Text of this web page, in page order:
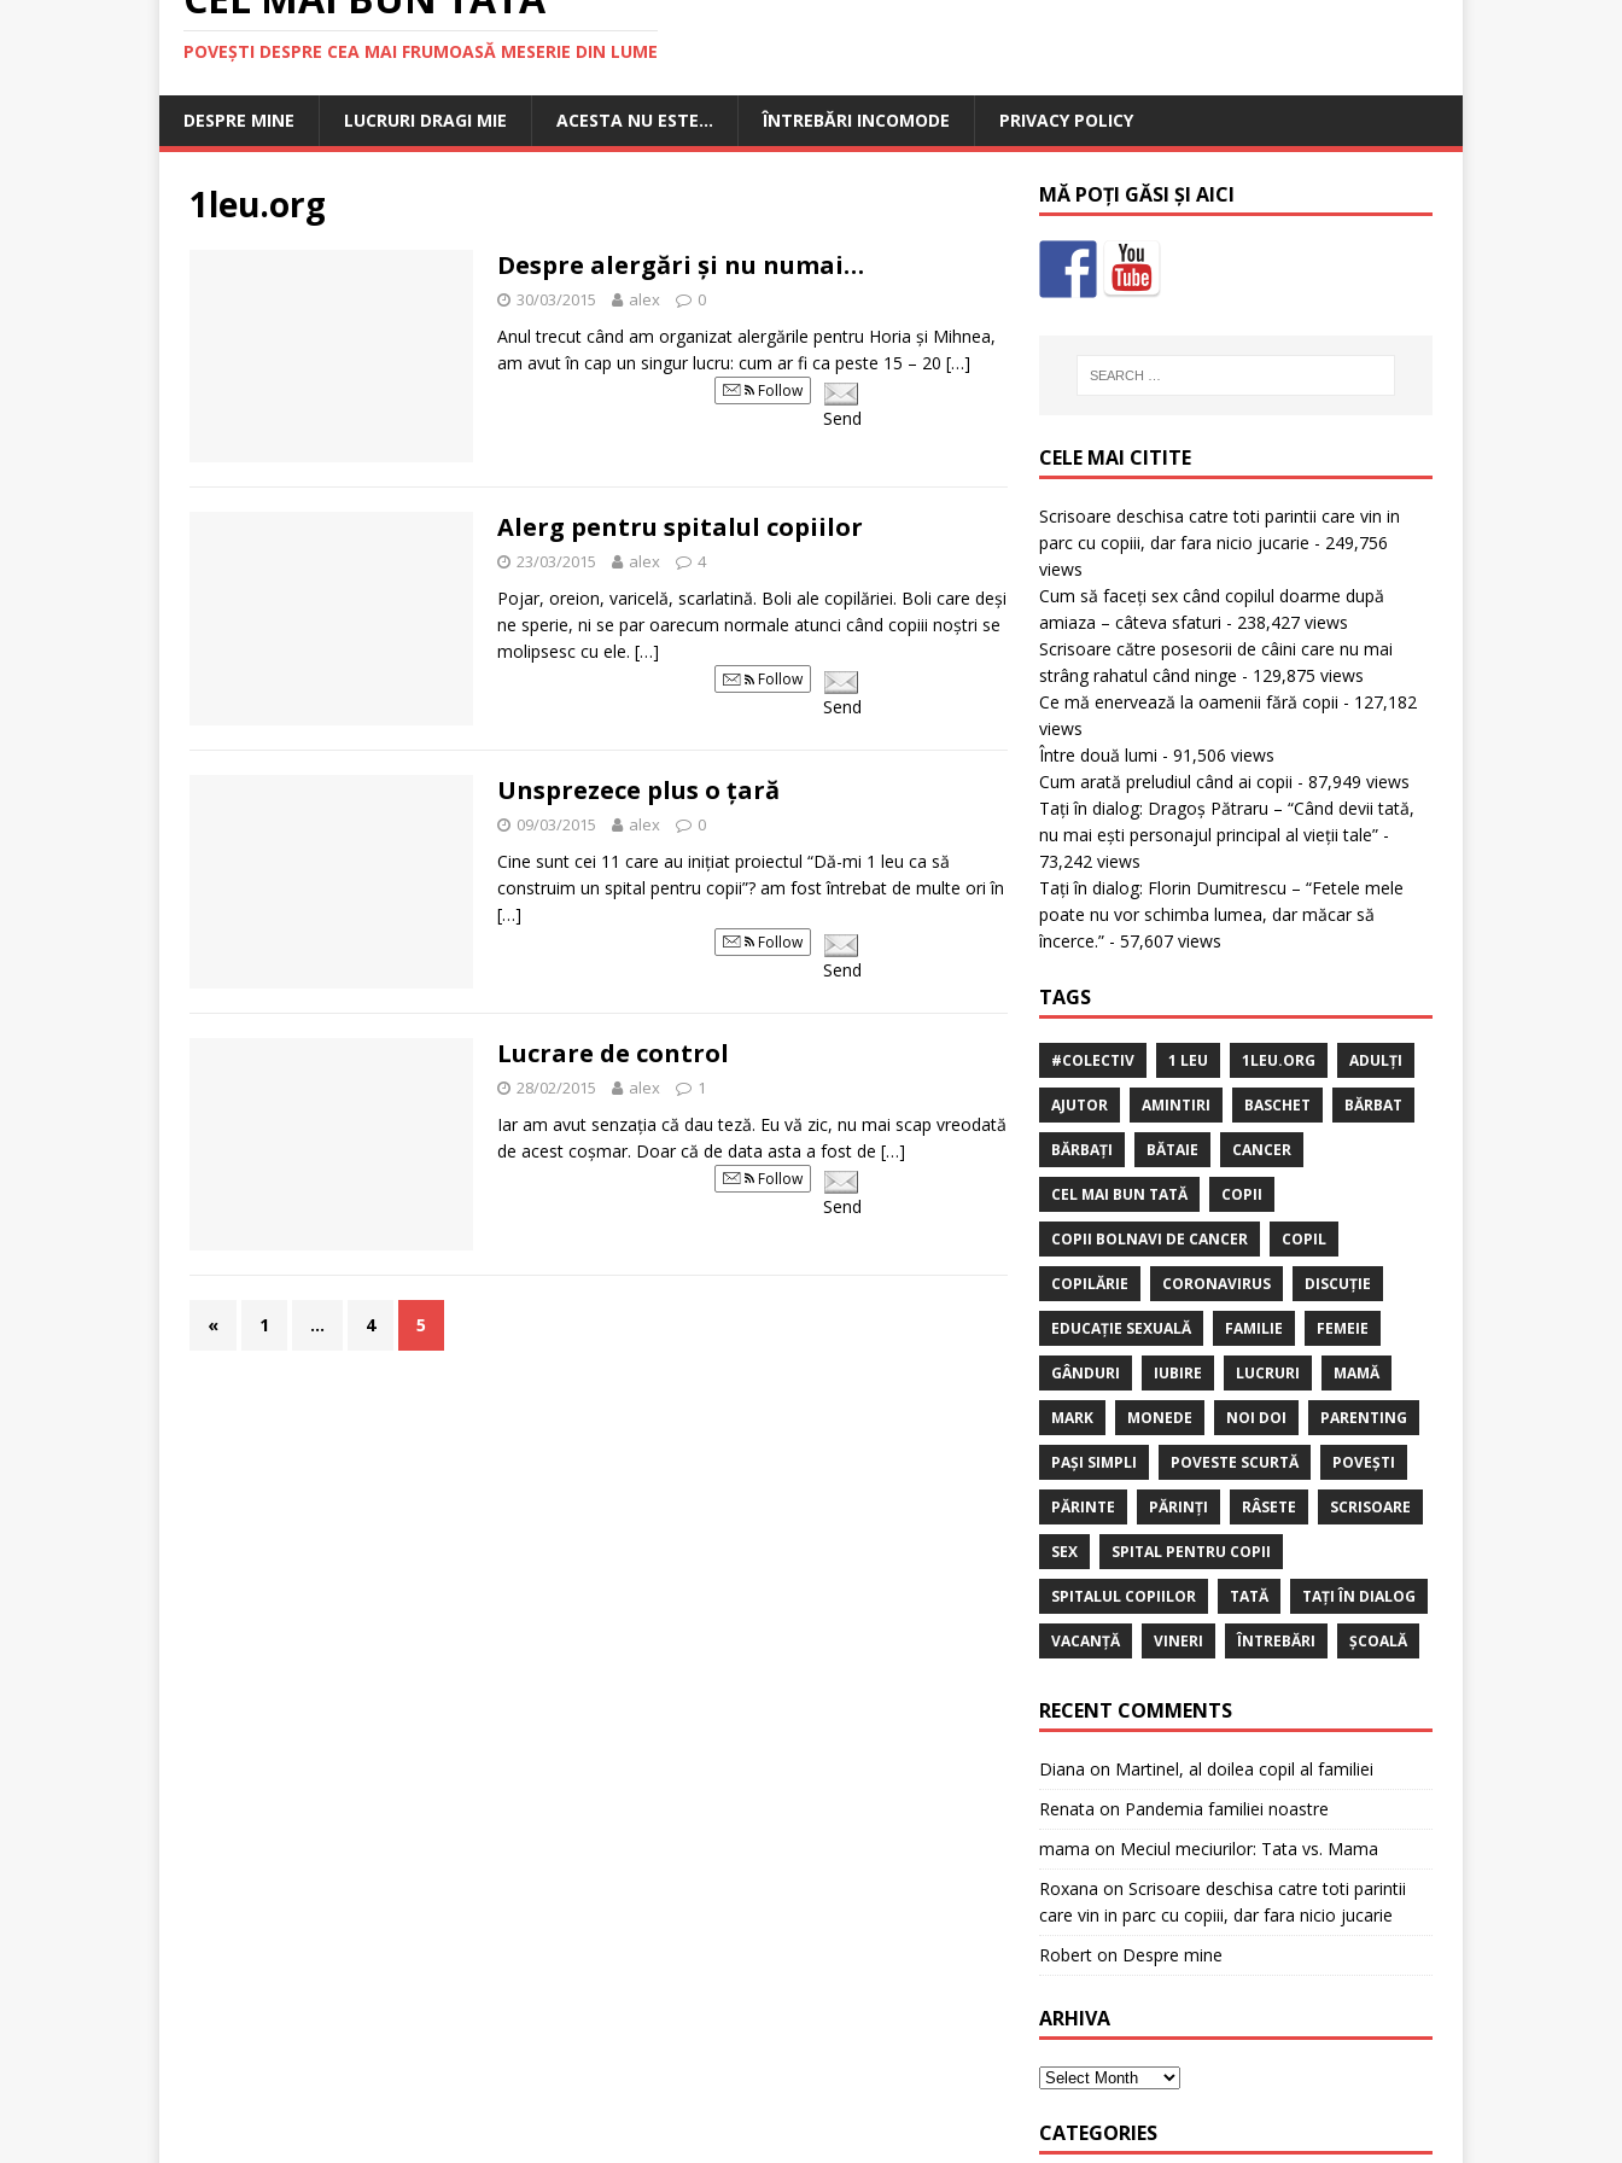
POVEȘTI DESPRE CEA MAI FRUMOASĂ MESERIE DIN LUME
DESPRE MINE LUCRURI DRAGI MIE ACESTA NU ESTE… ÎNTREBĂRI INCOMODE PRIVACY POLICY
1leu.org
Despre alergări și nu numai…
30/03/2015 alex 0
Anul trecut când am organizat alergările pentru Horia și Mihnea,
am avut în cap un singur lucru: cum ar fi ca peste 15 – 20 […]
Follow
Send
Alerg pentru spitalul copiilor
23/03/2015 alex 4
Pojar, oreion, varicelă, scarlatină. Boli ale copilăriei. Boli care deși
ne sperie, ni se par oarecum normale atunci când copiii noștri se
molipsesc cu ele. […]
Follow
Send
Unsprezece plus o țară
09/03/2015 alex 0
Cine sunt cei 11 care au inițiat proiectul “Dă-mi 1 leu ca să
construim un spital pentru copii”? am fost întrebat de multe ori în
[…]
Follow
Send
Lucrare de control
28/02/2015 alex 1
Iar am avut senzația că dau teză. Eu vă zic, nu mai scap vreodată
de acest coșmar. Doar că de data asta a fost de […]
Follow
Send
« 1 … 4 5
MĂ POȚI GĂSI ȘI AICI
CELE MAI CITITE
Scrisoare deschisa catre toti parintii care vin in
parc cu copiii, dar fara nicio jucarie - 249,756
views
Cum să faceți sex când copilul doarme după
amiaza – câteva sfaturi - 238,427 views
Scrisoare către posesorii de câini care nu mai
strâng rahatul când ninge - 129,875 views
Ce mă enervează la oamenii fără copii - 127,182
views
Între două lumi - 91,506 views
Cum arată preludiul când ai copii - 87,949 views
Tați în dialog: Dragoș Pătraru – “Când devii tată,
nu mai ești personajul principal al vieții tale”-
73,242 views
Tați în dialog: Florin Dumitrescu – “Fetele mele
poate nu vor schimba lumea, dar măcar să
încerce.”- 57,607 views
TAGS
#COLECTIV 1 LEU 1LEU.ORG ADULȚI
AJUTOR AMINTIRI BASCHET BĂRBAT
BĂRBAȚI BĂTAIE CANCER
CEL MAI BUN TATĂ COPII
COPII BOLNAVI DE CANCER COPIL
COPILĂRIE CORONAVIRUS DISCUȚIE
EDUCAȚIE SEXUALĂ FAMILIE FEMEIE
GÂNDURI IUBIRE LUCRURI MAMĂ
MARK MONEDE NOI DOI PARENTING
PAȘI SIMPLI POVESTE SCURTĂ POVEȘTI
PĂRINTE PĂRINȚI RÂSETE SCRISOARE
SEX SPITAL PENTRU COPII
SPITALUL COPIILOR TATĂ TAȚI ÎN DIALOG
VACANȚĂ VINERI ÎNTREBĂRI ȘCOALĂ
RECENT COMMENTS
Diana on Martinel, al doilea copil al familiei
Renata on Pandemia familiei noastre
mama on Meciul meciurilor: Tata vs. Mama
Roxana on Scrisoare deschisa catre toti parintii
care vin in parc cu copiii, dar fara nicio jucarie
Roberton Despre mine
ARHIVA
CATEGORIES